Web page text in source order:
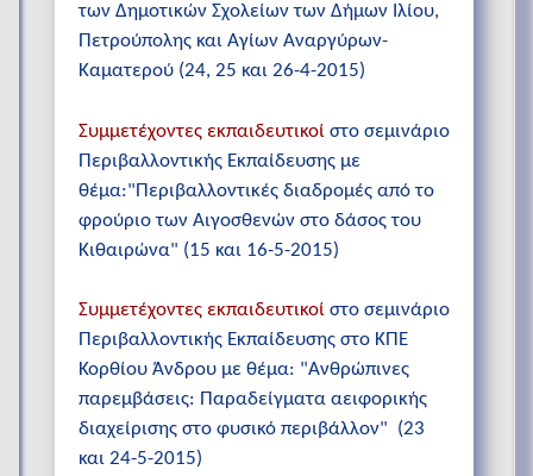
των Δημοτικών Σχολείων των Δήμων Ιλίου,
Πετρούπολης και Αγίων Αναργύρων-
Καματερού (24, 25 και 26-4-2015)
Συμμετέχοντες εκπαιδευτικοί στο σεμινάριο
Περιβαλλοντικής Εκπαίδευσης με
θέμα:"Περιβαλλοντικές διαδρομές από το
φρούριο των Αιγοσθενών στο δάσος του
Κιθαιρώνα" (15 και 16-5-2015)
Συμμετέχοντες εκπαιδευτικοί στο σεμινάριο
Περιβαλλοντικής Εκπαίδευσης στο ΚΠΕ
Κορθίου Άνδρου με θέμα: "Ανθρώπινες
παρεμβάσεις: Παραδείγματα αειφορικής
διαχείρισης στο φυσικό περιβάλλον" (23
και 24-5-2015)